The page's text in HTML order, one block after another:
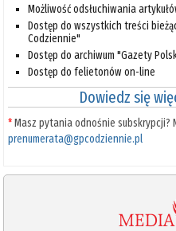
Możliwość odsłuchiwania
Dostęp do wszystkich treści
Codziennie"
Dostęp do archiwum "Gazety
Dostęp do felietonów on-line
Dowiedz się
*Masz pytania odnośnie subskrypcji?
prenumerata@gpcodziennie.pl